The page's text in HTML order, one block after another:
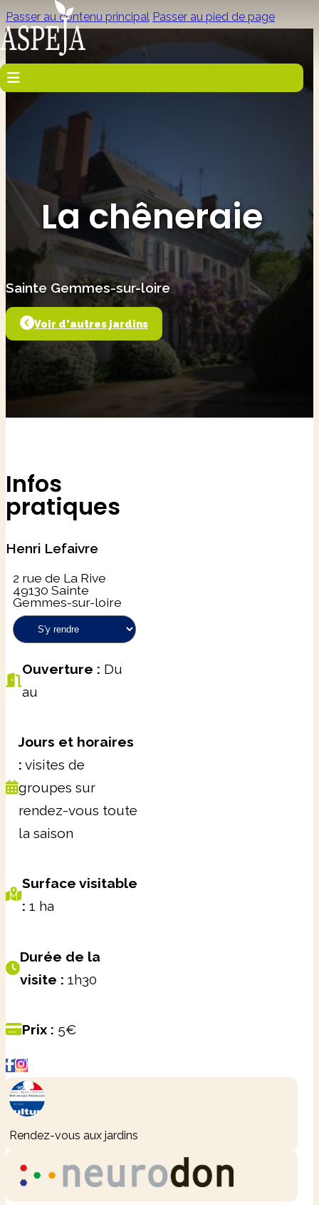
Passer au contenu principal Passer au pied de page
La chêneraie
Sainte Gemmes-sur-loire
Voir d'autres jardins
Infos
pratiques
Henri Lefaivre
2 rue de La Rive
49130 Sainte
Gemmes-sur-loire
Ouverture : Du
au
Jours et horaires
: visites de
groupes sur
rendez-vous toute
la saison
Surface visitable
: 1 ha
Durée de la
visite : 1h30
Prix : 5€
+
−
Rendez-vous aux jardins